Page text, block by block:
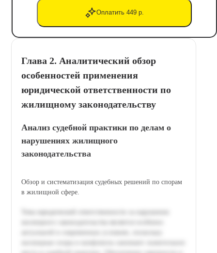
Оплатить 449 р.
Глава 2. Аналитический обзор
особенностей применения
юридической ответственности по
жилищному законодательству
Анализ судебной практики по делам о
нарушениях жилищного
законодательства
Обзор и систематизация судебных решений по спорам
в жилищной сфере.